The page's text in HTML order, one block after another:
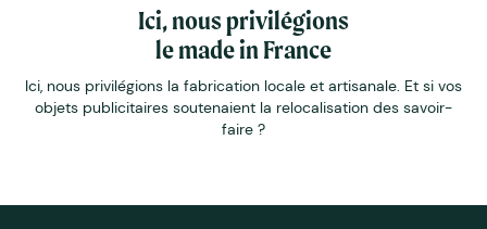
Ici, nous privilégions
le made in France
Ici, nous privilégions la fabrication locale et artisanale. Et si vos
objets publicitaires soutenaient la relocalisation des savoir-
faire ?